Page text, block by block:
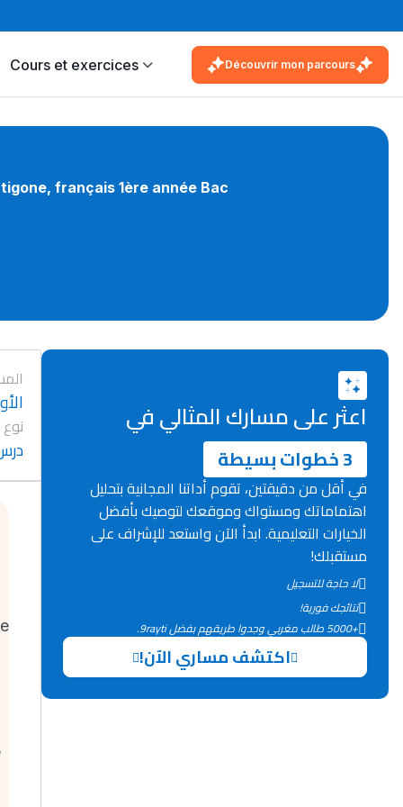
Cours et exercices Découvrir mon parcours
français 1ère année Bac
اعثر على مسارك المثالي في
3 خطوات بسيطة
في أقل من دقيقتين، تقوم أداتنا المجانية بتحليل
اهتماماتك ومستواك وموقعك لتوصيك بأفضل
الخيارات التعليمية. ابدأ الآن واستعد للإشراف على
مستقبلك!
لا حاجة للتسجيل
نتائجك فورية!
+5000 طالب مغربي وجدوا طريقهم بفضل 9rayti.
اكتشف مساري الآن!